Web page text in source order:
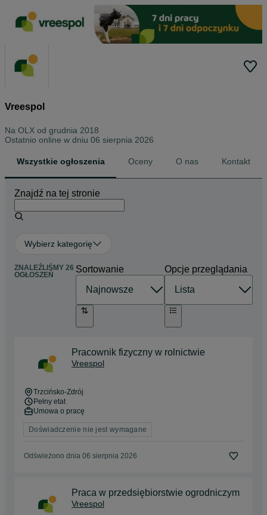
Vreespol
Na OLX od grudnia 2018
Ostatnio online w dniu 06 sierpnia 2026
Wszystkie ogłoszenia Oceny O nas Kontakt
Znajdź na tej stronie
Wybierz kategorię
ZNALEŹLIŚMY 26
OGŁOSZEŃ
Sortowanie Opcje przeglądania
Pracownik fizyczny w rolnictwie
Vreespol
Trzcińsko-Zdrój
Pełny etat
Umowa o pracę
Doświadczenie nie jest wymagane
Odświeżono dnia 06 sierpnia 2026
Praca w przedsiębiorstwie ogrodniczym
Vreespol